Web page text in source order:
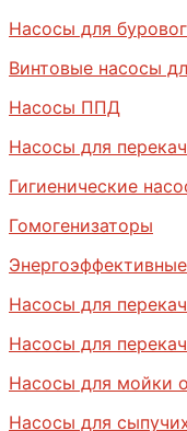
Насосы для
Винтовые насосы
Насосы ППД
Насосы для
Гигиенические
Гомогенизаторы
Насосы для
Насосы для
Насосы для мойки
Насосы для